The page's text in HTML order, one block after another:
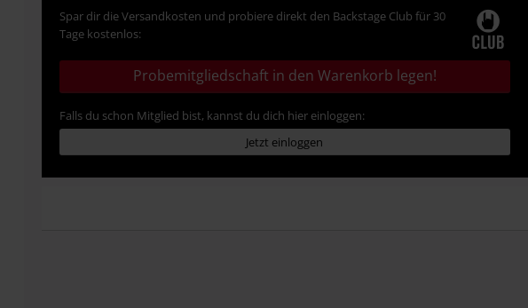
Spar dir die Versandkosten und probiere direkt den Backstage Club für 30
Tage kostenlos:
Probemitgliedschaft in den Warenkorb legen!
Falls du schon Mitglied bist, kannst du dich hier einloggen:
Jetzt einloggen